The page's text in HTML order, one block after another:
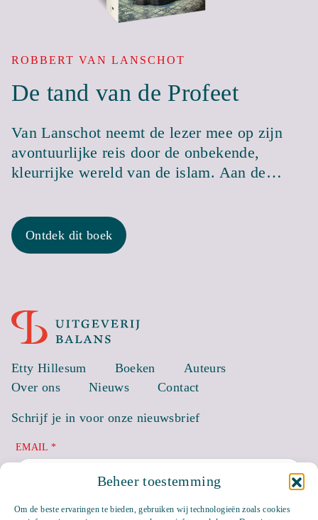
Beheer toestemming
Om de beste ervaringen te bieden, gebruiken wij technologieën zoals cookies
ROBBERT VAN LANSCHOT
De tand van de Profeet
Van Lanschot neemt de lezer mee op zijn
avontuurlijke reis door de onbekende,
kleurrijke wereld van de islam. Aan de…
Ontdek dit boek
Etty Hillesum Boeken
Auteurs
Over ons
Nieuws Contact
Schrijf je in voor onze nieuwsbrief
EMAIL *